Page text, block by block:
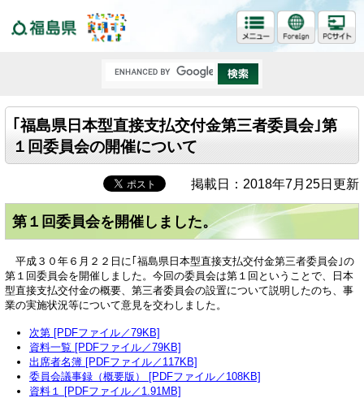
｢福島県日本型直接支払交付金第三者委員会｣第
１回委員会の開催について
掲載日：2018年7月25日更新
第１回委員会を開催しました。
平成３０年６月２２日に｢福島県日本型直接支払交付金第三者委員会｣の
第１回委員会を開催しました。今回の委員会は第１回ということで、日本
型直接支払交付金の概要、第三者委員会の設置について説明したのち、事
業の実施状況等について意見を交わしました。
次第 [PDFファイル／79KB]
資料一覧 [PDFファイル／79KB]
出席者名簿 [PDFファイル／117KB]
委員会議事録（概要版） [PDFファイル／108KB]
資料１ [PDFファイル／1.91MB]